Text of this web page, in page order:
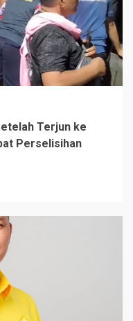
Terjun ke
Perselisihan